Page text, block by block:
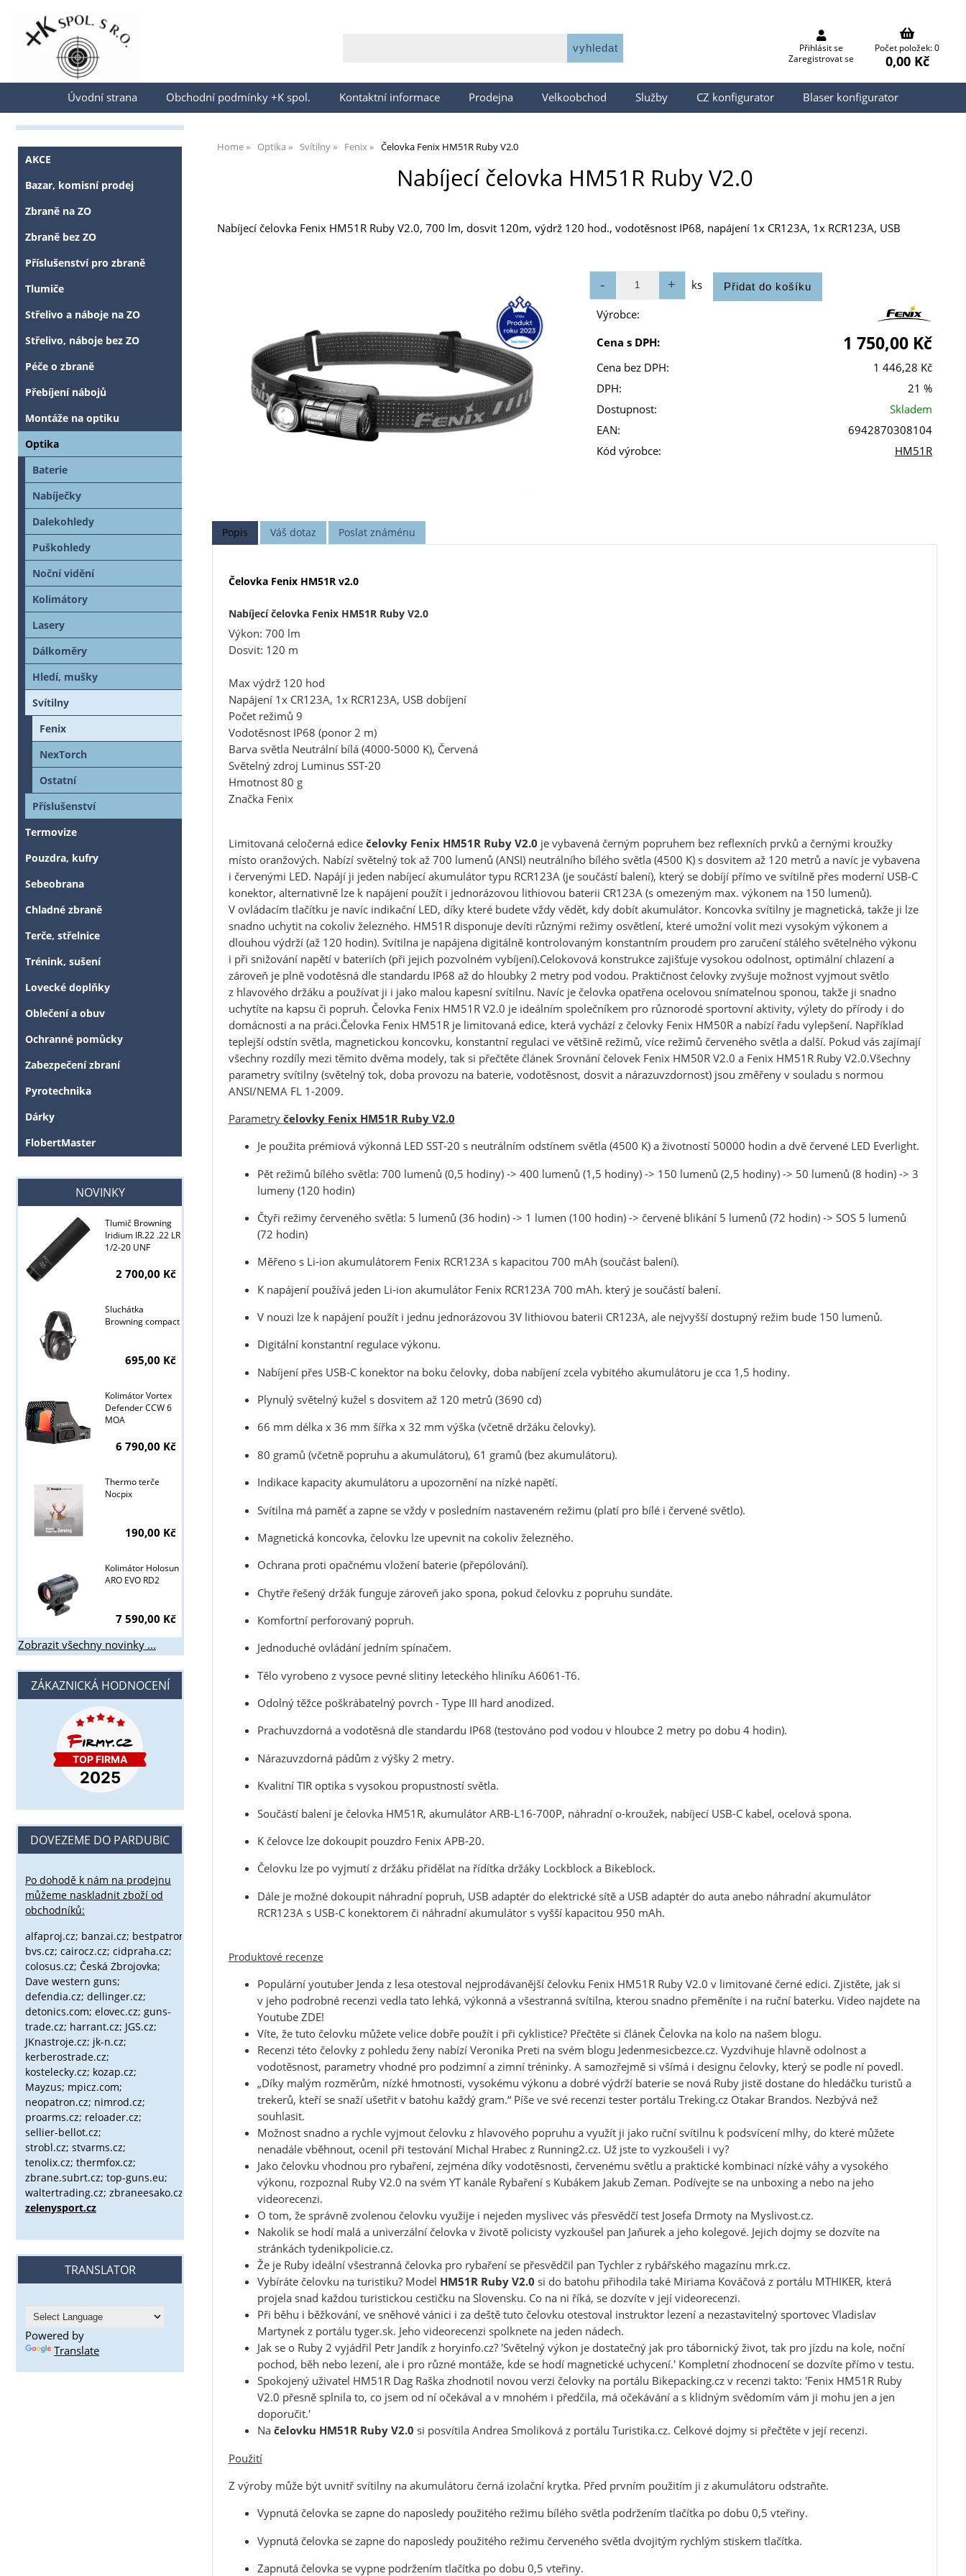
Přihlásit se
Přihlásit se
Zaregistrovat se
Počet položek: 0
0,00 Kč
Úvodní strana Obchodní podmínky +K spol. Kontaktní informace Prodejna Velkoobchod Služby CZ konfigurator Blaser konfigurator
Home Optika Svítilny Fenix Čelovka Fenix HM51R Ruby V2.0
Nabíjecí čelovka HM51R Ruby V2.0
Nabíjecí čelovka Fenix HM51R Ruby V2.0, 700 lm, dosvit 120m, výdrž 120 hod., vodotěsnost IP68, napájení 1x CR123A, 1x RCR123A, USB
ks
Výrobce:
Cena s DPH:
1 750,00 Kč
Cena bez DPH:
1 446,28 Kč
DPH:
21 %
Dostupnost:
Skladem
EAN:
6942870308104
Kód výrobce:
HM51R
Popis Váš dotaz Poslat známénu
Čelovka Fenix HM51R v2.0
Nabíjecí čelovka Fenix HM51R Ruby V2.0
Výkon: 700 lm
Dosvit: 120 m
Max výdrž 120 hod
Napájení 1x CR123A, 1x RCR123A, USB dobíjení
Počet režimů 9
Vodotěsnost IP68 (ponor 2 m)
Barva světla Neutrální bílá (4000-5000 K), Červená
Světelný zdroj Luminus SST-20
Hmotnost 80 g
Značka Fenix
Limitovaná celočerná edicečelovky Fenix HM51R Ruby V2.0 je vybavená černým popruhem bez reflexních prvků a černými kroužky
místo oranžových. Nabízí světelný tok až 700 lumenů (ANSI) neutrálního bílého světla (4500 K) s dosvitem až 120 metrů a navíc je vybavena
i červenými LED. Napájí ji jeden nabíjecí akumulátor typu RCR123A (je součástí balení), který se dobíjí přímo ve svítilně přes moderní USB-C
konektor, alternativně lze k napájení použít i jednorázovou lithiovou baterii CR123A (s omezeným max. výkonem na 150 lumenů).
V ovládacím tlačítku je navíc indikační LED, díky které budete vždy vědět, kdy dobít akumulátor. Koncovka svítilny je magnetická, takže ji lze
snadno uchytit na cokoliv železného. HM51R disponuje devíti různými režimy osvětlení, které umožní volit mezi vysokým výkonem a
dlouhou výdrží (až 120 hodin). Svítilna je napájena digitálně kontrolovaným konstantním proudem pro zaručení stálého světelného výkonu
i při snižování napětí v bateriích (při jejich pozvolném vybíjení).Celokovová konstrukce zajišťuje vysokou odolnost, optimální chlazení a
zároveň je plně vodotěsná dle standardu IP68 až do hloubky 2 metry pod vodou. Praktičnost čelovky zvyšuje možnost vyjmout světlo
z hlavového držáku a používat ji i jako malou kapesní svítilnu. Navíc je čelovka opatřena ocelovou snímatelnou sponou, takže ji snadno
uchytíte na kapsu či popruh. Čelovka Fenix HM51R V2.0 je ideálním společníkem pro různorodé sportovní aktivity, výlety do přírody i do
domácnosti a na práci.Čelovka Fenix HM51R je limitovaná edice, která vychází z čelovky Fenix HM50R a nabízí řadu vylepšení. Například
teplejší odstín světla, magnetickou koncovku, konstantní regulaci ve většině režimů, více režimů červeného světla a další. Pokud vás zajímají
všechny rozdíly mezi těmito dvěma modely, tak si přečtěte článek Srovnání čelovek Fenix HM50R V2.0 a Fenix HM51R Ruby V2.0.Všechny
parametry svítilny (světelný tok, doba provozu na baterie, vodotěsnost, dosvit a nárazuvzdornost) jsou změřeny v souladu s normou
ANSI/NEMA FL 1-2009.
Parametryčelovky Fenix HM51R Ruby V2.0
Je použita prémiová výkonná LED SST-20 s neutrálním odstínem světla (4500 K) a životností 50000 hodin a dvě červené LED Everlight.
Pět režimů bílého světla: 700 lumenů (0,5 hodiny) -> 400 lumenů (1,5 hodiny) -> 150 lumenů (2,5 hodiny) -> 50 lumenů (8 hodin) -> 3
lumeny (120 hodin)
Čtyři režimy červeného světla: 5 lumenů (36 hodin) -> 1 lumen (100 hodin) -> červené blikání 5 lumenů (72 hodin) -> SOS 5 lumenů
(72 hodin)
Měřeno s Li-ion akumulátorem Fenix RCR123A s kapacitou 700 mAh (součást balení).
K napájení používá jeden Li-ion akumulátor Fenix RCR123A 700 mAh. který je součástí balení.
V nouzi lze k napájení použít i jednu jednorázovou 3V lithiovou baterii CR123A, ale nejvyšší dostupný režim bude 150 lumenů.
Digitální konstantní regulace výkonu.
Nabíjení přes USB-C konektor na boku čelovky, doba nabíjení zcela vybitého akumulátoru je cca 1,5 hodiny.
Plynulý světelný kužel s dosvitem až 120 metrů (3690 cd)
66 mm délka x 36 mm šířka x 32 mm výška (včetně držáku čelovky).
80 gramů (včetně popruhu a akumulátoru), 61 gramů (bez akumulátoru).
Indikace kapacity akumulátoru a upozornění na nízké napětí.
Svítilna má paměť a zapne se vždy v posledním nastaveném režimu (platí pro bílé i červené světlo).
Magnetická koncovka, čelovku lze upevnit na cokoliv železného.
Ochrana proti opačnému vložení baterie (přepólování).
Chytře řešený držák funguje zároveň jako spona, pokud čelovku z popruhu sundáte.
Komfortní perforovaný popruh.
Jednoduché ovládání jedním spínačem.
Tělo vyrobeno z vysoce pevné slitiny leteckého hliníku A6061-T6.
Odolný těžce poškrábatelný povrch - Type III hard anodized.
Prachuvzdorná a vodotěsná dle standardu IP68 (testováno pod vodou v hloubce 2 metry po dobu 4 hodin).
Nárazuvzdorná pádům z výšky 2 metry.
Kvalitní TIR optika s vysokou propustností světla.
Součástí balení je čelovka HM51R, akumulátor ARB-L16-700P, náhradní o-kroužek, nabíjecí USB-C kabel, ocelová spona.
K čelovce lze dokoupit pouzdro Fenix APB-20.
Čelovku lze po vyjmutí z držáku přidělat na řídítka držáky Lockblock a Bikeblock.
Dále je možné dokoupit náhradní popruh, USB adaptér do elektrické sítě a USB adaptér do auta anebo náhradní akumulátor
RCR123A s USB-C konektorem či náhradní akumulátor s vyšší kapacitou 950 mAh.
Produktové recenze
Populární youtuber Jenda z lesa otestoval nejprodávanější čelovku Fenix HM51R Ruby V2.0 v limitované černé edici. Zjistěte, jak si
v jeho podrobné recenzi vedla tato lehká, výkonná a všestranná svítilna, kterou snadno přeměníte i na ruční baterku. Video najdete na
YoutubeZDE!
Víte, že tuto čelovku můžete velice dobře použít i při cyklistice? Přečtěte si článek Čelovka na kolo na našem blogu.
Recenzi této čelovky z pohledu ženy nabízí Veronika Preti na svém blogu Jedenmesicbezce.cz. Vyzdvihuje hlavně odolnost a
vodotěsnost, parametry vhodné pro podzimní a zimní tréninky. A samozřejmě si všímá i designu čelovky, který se podle ní povedl.
„Díky malým rozměrům, nízké hmotnosti, vysokému výkonu a dobré výdrží baterie se nová Ruby jistě dostane do hledáčku turistů a
trekerů, kteří se snaží ušetřit v batohu každý gram.“ Píše ve své recenzi tester portálu Treking.czOtakar Brandos. Nezbývá než
souhlasit.
Možnost snadno a rychle vyjmout čelovku z hlavového popruhu a využít ji jako ruční svítilnu k podsvícení mlhy, do které můžete
nenadále vběhnout, ocenil při testování Michal Hrabec z Running2.cz. Už jste to vyzkoušeli i vy?
Jako čelovku vhodnou pro rybaření, zejména díky vodotěsnosti, červenému světlu a praktické kombinaci nízké váhy a vysokého
výkonu, rozpoznal Ruby V2.0 na svém YT kanále Rybaření s Kubákem Jakub Zeman. Podívejte se na unboxinga nebo na jeho
videorecenzi.
O tom, že správně zvolenou čelovku využije i nejeden myslivec vás přesvědčí test Josefa Drmoty na Myslivost.cz.
Nakolik se hodí malá a univerzální čelovka v životě policisty vyzkoušel pan Jaňurek a jeho kolegové. Jejich dojmy se dozvíte na
stránkách tydenikpolicie.cz.
Že je Ruby ideální všestranná čelovka pro rybaření se přesvědčil pan Tychler z rybářského magazínu mrk.cz.
Vybíráte čelovku na turistiku? Model HM51R Ruby V2.0 si do batohu přihodila také Miriama Kováčová z portálu MTHIKER, která
projela snad každou turistickou cestičku na Slovensku. Co na ni říká, se dozvíte v jejívideorecenzi.
Při běhu i běžkování, ve sněhové vánici i za deště tuto čelovku otestoval instruktor lezení a nezastavitelný sportovec Vladislav
Martynek z portálu tyger.sk. Jehovideorecenzi spolknete na jeden nádech.
Jak se o Ruby 2 vyjádřil Petr Jandík z horyinfo.cz? 'Světelný výkon je dostatečný jak pro tábornický život, tak pro jízdu na kole, noční
pochod, běh nebo lezení, ale i pro různé montáže, kde se hodí magnetické uchycení.' Kompletní zhodnocení se dozvíte přímo vtestu.
Spokojený uživatel HM51R Dag Raška zhodnotil novou verzi čelovky na portálu Bikepacking.cz v recenzi takto: 'Fenix HM51R Ruby
V2.0 přesně splnila to, co jsem od ní očekával a v mnohém i předčila, má očekávání a s klidným svědomím vám ji mohu jen a jen
doporučit.'
Načelovku HM51R Ruby V2.0 si posvítila Andrea Smoliková z portálu Turistika.cz. Celkové dojmy si přečtěte v její recenzi.
Použití
Z výroby může být uvnitř svítilny na akumulátoru černá izolační krytka. Před prvním použitím ji z akumulátoru odstraňte.
Vypnutá čelovka se zapne do naposledy použitého režimu bílého světla podržením tlačítka po dobu 0,5 vteřiny.
Vypnutá čelovka se zapne do naposledy použitého režimu červeného světla dvojitým rychlým stiskem tlačítka.
Zapnutá čelovka se vypne podržením tlačítka po dobu 0,5 vteřiny.
AKCE
Bazar, komisní prodej
Zbraně na ZO
Zbraně bez ZO
Příslušenství pro zbraně
Tlumiče
Střelivo a náboje na ZO
Střelivo, náboje bez ZO
Péče o zbraně
Přebíjení nábojů
Montáže na optiku
Optika
Baterie
Nabíječky
Dalekohledy
Puškohledy
Noční vidění
Kolimátory
Lasery
Dálkoměry
Hledí, mušky
Svítilny
Fenix
NexTorch
Ostatní
Příslušenství
Termovize
Pouzdra, kufry
Sebeobrana
Chladné zbraně
Terče, střelnice
Trénink, sušení
Lovecké doplňky
Oblečení a obuv
Ochranné pomůcky
Zabezpečení zbraní
Pyrotechnika
Dárky
FlobertMaster
NOVINKY
Tlumič Browning
Iridium IR.22 .22 LR
1/2-20 UNF
2 700,00 Kč
Sluchátka
Browning compact
695,00 Kč
Kolimátor Vortex
Defender CCW 6
MOA
6 790,00 Kč
Thermo terče
Nocpix
190,00 Kč
Kolimátor Holosun
ARO EVO RD2
7 590,00 Kč
Zobrazit všechny novinky ...
ZÁKAZNICKÁ HODNOCENÍ
DOVEZEME DO PARDUBIC
Po dohodě k nám na prodejnu
můžeme naskladnit zboží od
obchodníků:
alfaproj.cz; banzai.cz; bestpatron.eu;
bvs.cz; cairocz.cz; cidpraha.cz;
colosus.cz; Česká Zbrojovka;
Dave western guns;
defendia.cz; dellinger.cz;
detonics.com; elovec.cz; guns-
trade.cz; harrant.cz; JGS.cz;
JKnastroje.cz; jk-n.cz;
kerberostrade.cz;
kostelecky.cz; kozap.cz;
Mayzus; mpicz.com;
neopatron.cz; nimrod.cz;
proarms.cz; reloader.cz;
sellier-bellot.cz;
strobl.cz; stvarms.cz;
tenolix.cz; thermfox.cz;
zbrane.subrt.cz; top-guns.eu;
waltertrading.cz; zbraneesako.cz;
zelenysport.cz
TRANSLATOR
Powered by
Translate
střelivo. Splňujete tyto podmínky?